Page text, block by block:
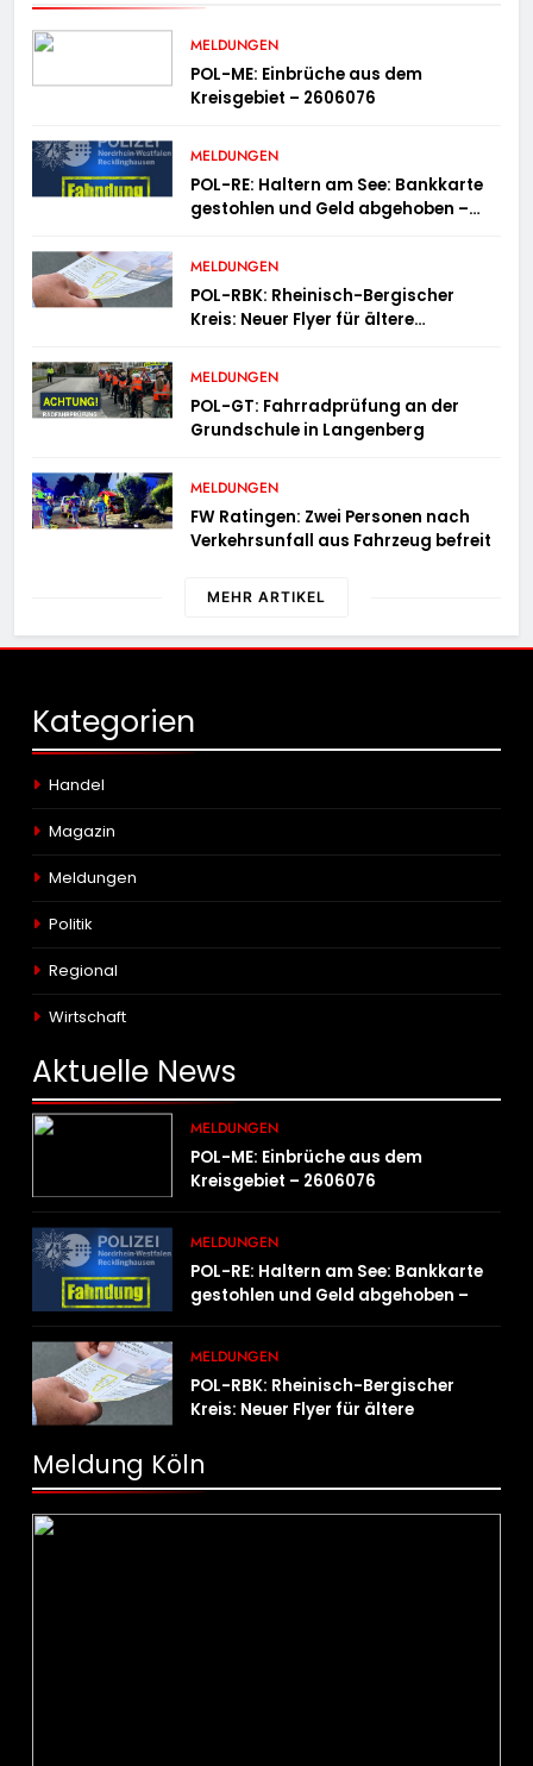
MELDUNGEN
POL-ME: Einbrüche aus dem
Kreisgebiet – 2606076
MELDUNGEN
POL-RE: Haltern am See: Bankkarte
gestohlen und Geld abgehoben –
MELDUNGEN
POL-RBK: Rheinisch-Bergischer
Kreis: Neuer Flyer für ältere
MELDUNGEN
POL-GT: Fahrradprüfung an der
Grundschule in Langenberg
MELDUNGEN
FW Ratingen: Zwei Personen nach
Verkehrsunfall aus Fahrzeug befreit
MEHR ARTIKEL
Kategorien
Handel
Magazin
Meldungen
Politik
Regional
Wirtschaft
Aktuelle News
MELDUNGEN
POL-ME: Einbrüche aus dem
Kreisgebiet – 2606076
MELDUNGEN
POL-RE: Haltern am See: Bankkarte
gestohlen und Geld abgehoben –
MELDUNGEN
POL-RBK: Rheinisch-Bergischer
Kreis: Neuer Flyer für ältere
Meldung Köln